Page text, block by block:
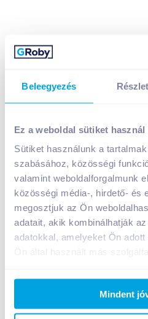
Beleegyezés
Ez a weboldal sütiket használ
Sütiket használunk a
szabásához, közösségi
valamint weboldalforgalmunk
közösségi média-, hirdető- és
megosztjuk az Ön
adatait, akik kombinálhatják
adatokkal, amelyeket Ön
Mindent
Olympos Citrom ízesítő 1 l
599Ft
Egységár:
Nettó eladási ár: